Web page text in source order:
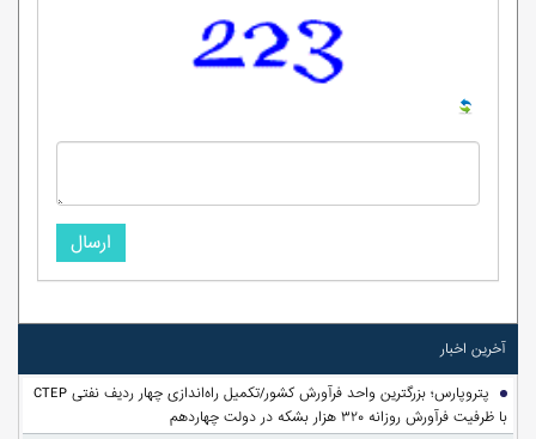
ارسال
آخرین اخبار
پتروپارس؛ بزرگترین واحد فرآورش کشور/تکمیل راه‌اندازی چهار ردیف نفتی CTEP
با ظرفیت فرآورش روزانه ۳۲۰ هزار بشکه در دولت چهاردهم